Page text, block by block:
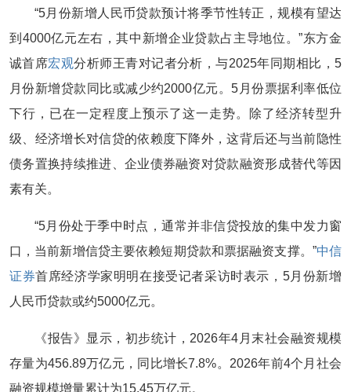
“5月份新增人民币贷款预计将季节性转正，规模有望达
到4000亿元左右，其中新增企业贷款占主导地位。”东方金
诚首席宏观分析师王青对记者分析，与2025年同期相比，5
月份新增贷款同比或减少约2000亿元。5月份票据利率低位
下行，已在一定程度上预示了这一走势。除了经济转型升
级、经济增长对信贷的依赖度下降外，这背后还与当前隐性
债务置换持续推进、企业债券融资对贷款融资形成替代等因
素有关。
“5月份处于季中时点，通常并非信贷投放的集中发力窗
口，当前新增信贷主要依赖短期贷款和票据融资支撑。”中信
证券首席经济学家明明在接受记者采访时表示，5月份新增
人民币贷款或约5000亿元。
《报告》显示，初步统计，2026年4月末社会融资规模
存量为456.89万亿元，同比增长7.8%。2026年前4个月社会
融资规模增量累计为15.45万亿元。